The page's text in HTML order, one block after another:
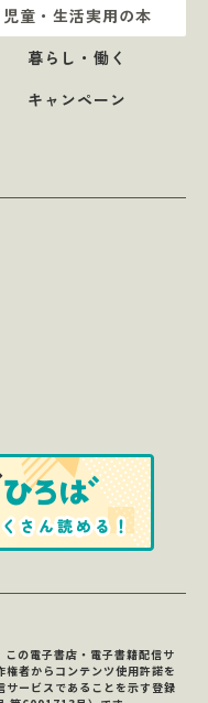
児童・生活実用の本
暮らし・働く
キャンペーン
この電子書店・電子書籍配信サ
権者からコンテンツ使用許諾を
サービスであることを示す登録